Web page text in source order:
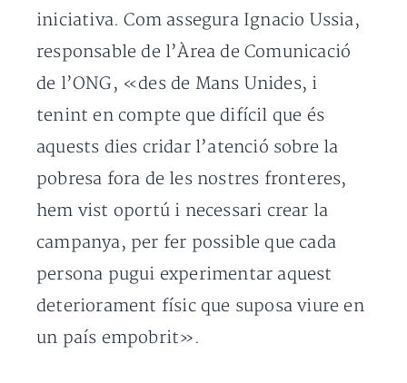
iniciativa. Com assegura Ignacio Ussia,
responsable de l’Àrea de Comunicació
de l’ONG, «des de Mans Unides, i
tenint en compte que difícil que és
aquests dies cridar l’atenció sobre la
pobresa fora de les nostres fronteres,
hem vist oportú i necessari crear la
campanya, per fer possible que cada
persona pugui experimentar aquest
deteriorament físic que suposa viure en
un país empobrit».